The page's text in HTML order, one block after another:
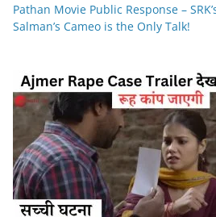
Pathan Movie Public Response –
Salman’s Cameo is the Only Talk!